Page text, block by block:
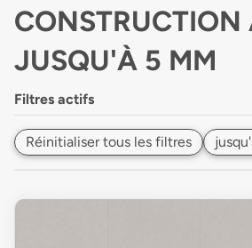
JUSQU'À 5 MM
Filtres actifs
Réinitialiser tous les filtres